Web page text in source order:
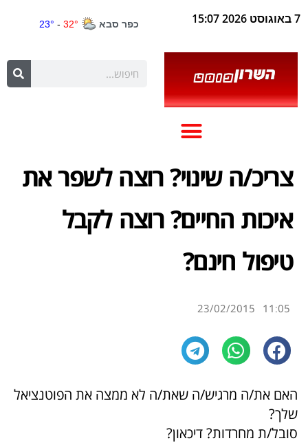
7 באוגוסט 2026 15:07
צריכ/ה שינוי? רוצה לשפר את
איכות החיים? רוצה לקבל
טיפול חינם?
11:05
23/02/2015
האם את/ה מרגיש/ה שאת/ה לא ממצה את הפוטנציאל
שלך?
סובל/ת מחרדות? דיכאון?